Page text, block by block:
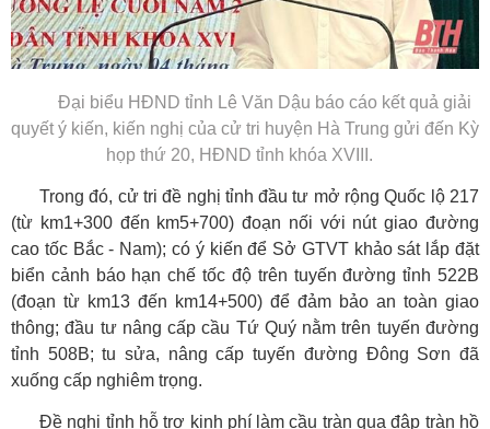
Đại biểu HĐND tỉnh Lê Văn Dậu báo cáo kết quả giải
quyết ý kiến, kiến nghị của cử tri huyện Hà Trung gửi đến Kỳ
họp thứ 20, HĐND tỉnh khóa XVIII.
Trong đó, cử tri đề nghị tỉnh đầu tư mở rộng Quốc lộ 217
(từ km1+300 đến km5+700) đoạn nối với nút giao đường
cao tốc Bắc - Nam); có ý kiến để Sở GTVT khảo sát lắp đặt
biển cảnh báo hạn chế tốc độ trên tuyến đường tỉnh 522B
(đoạn từ km13 đến km14+500) để đảm bảo an toàn giao
thông; đầu tư nâng cấp cầu Tứ Quý nằm trên tuyến đường
tỉnh 508B; tu sửa, nâng cấp tuyến đường Đông Sơn đã
xuống cấp nghiêm trọng.
Đề nghị tỉnh hỗ trợ kinh phí làm cầu tràn qua đập tràn hồ